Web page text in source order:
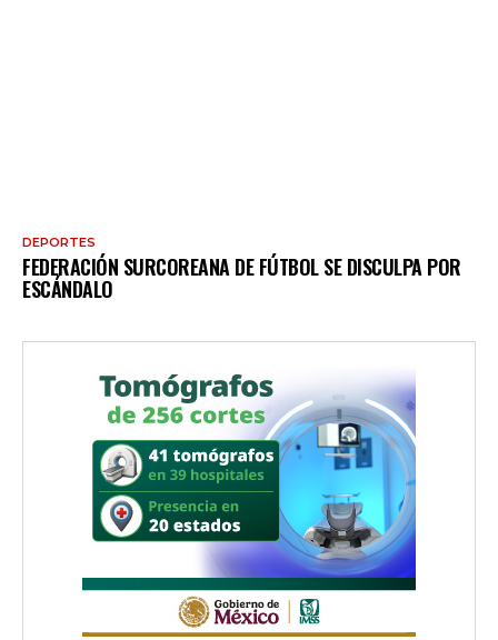
DEPORTES
FEDERACIÓN SURCOREANA DE FÚTBOL SE DISCULPA POR
ESCÁNDALO